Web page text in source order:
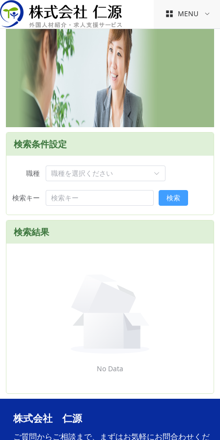
MENU
検索条件設定
職種
検索キー 検索
検索結果
No Data
株式会社 仁源
ご質問からご相談まで、まずはお気軽にお問合わせくだ